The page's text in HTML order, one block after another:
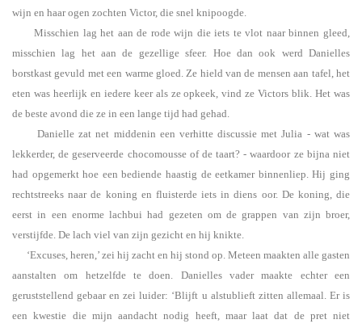
wijn en haar ogen zochten Victor, die snel knipoogde.
Misschien lag het aan de rode wijn die iets te vlot naar binnen gleed,
misschien lag het aan de gezellige sfeer. Hoe dan ook werd Danielles
borstkast gevuld met een warme gloed. Ze hield van de mensen aan tafel, het
eten was heerlijk en iedere keer als ze opkeek, vind ze Victors blik. Het was
de beste avond die ze in een lange tijd had gehad.
Danielle zat net middenin een verhitte discussie met Julia - wat was
lekkerder, de geserveerde chocomousse of de taart? - waardoor ze bijna niet
had opgemerkt hoe een bediende haastig de eetkamer binnenliep. Hij ging
rechtstreeks naar de koning en fluisterde iets in diens oor. De koning, die
eerst in een enorme lachbui had gezeten om de grappen van zijn broer,
verstijfde. De lach viel van zijn gezicht en hij knikte.
‘Excuses, heren,’ zei hij zacht en hij stond op. Meteen maakten alle gasten
aanstalten om hetzelfde te doen. Danielles vader maakte echter een
geruststellend gebaar en zei luider: ‘Blijft u alstublieft zitten allemaal. Er is
een kwestie die mijn aandacht nodig heeft, maar laat dat de pret niet